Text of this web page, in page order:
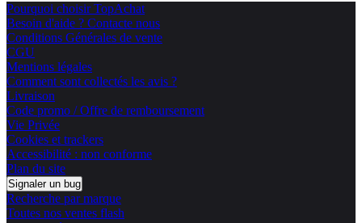
Pourquoi choisir TopAchat
Besoin d'aide ? Contacte nous
Conditions Générales de vente
CGU
Mentions légales
Comment sont collectés les avis ?
Livraison
Code promo / Offre de remboursement
Vie Privée
Cookies et trackers
Accessibilité : non conforme
Plan du site
Signaler un bug
Recherche par marque
Toutes nos ventes flash